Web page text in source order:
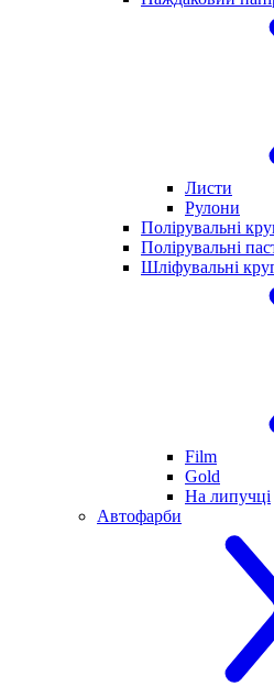
Листи
Рулони
Полірувальні
Полірувальні
Шліфувальні
Film
Gold
На липучці
Автофарби